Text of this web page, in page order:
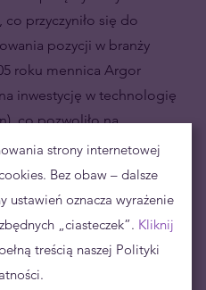
, co przyczyniło się do
pozycji w branży
roku mennica Argor
inwestycję w technologię
co pozwoliło na
zaawansowanych
– powłoka DLC posiada
diamentów, takie jak
chemiczna czy
mennica Argor Heraeus
mennic na
strony internetowej
Bez obaw – dalsze
ustawień oznacza wyrażenie
„ciasteczek”. Kliknij
treścią naszej Polityki